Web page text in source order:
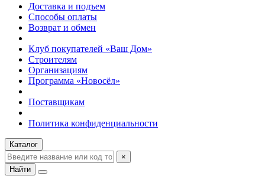
Доставка и подъем
Способы оплаты
Возврат и обмен
Клуб покупателей «Ваш Дом»
Строителям
Организациям
Программа «Новосёл»
Поставщикам
Политика конфиденциальности
Каталог
×
Найти